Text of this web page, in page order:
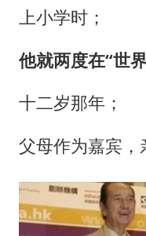
上小学时；
他就两度在“世
十二岁那年；
父母作为嘉宾，